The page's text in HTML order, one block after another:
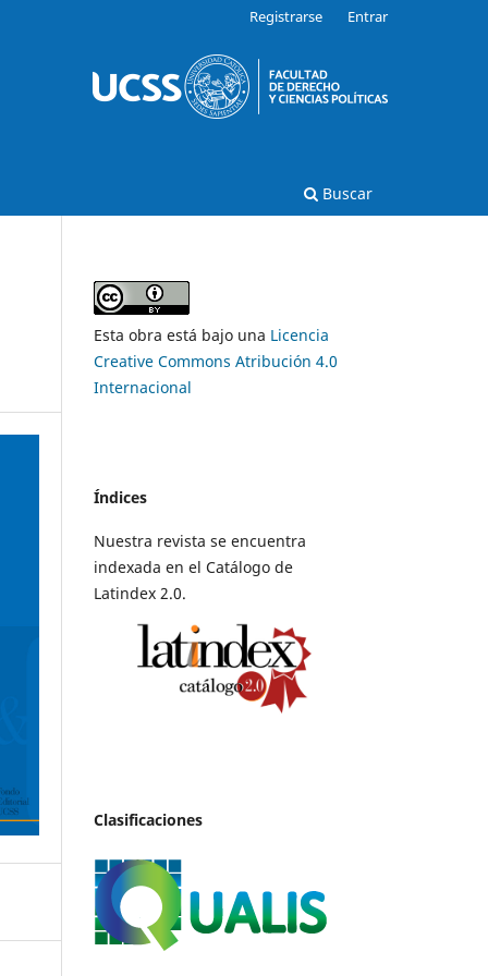
Buscar
Registrarse Entrar
Esta obra está bajo una Licencia
Creative Commons Atribución 4.0
Internacional
Índices
Nuestra revista se encuentra
indexada en el Catálogo de
Latindex 2.0.
Clasificaciones